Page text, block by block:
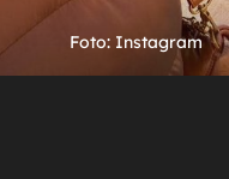
Foto: Instagram